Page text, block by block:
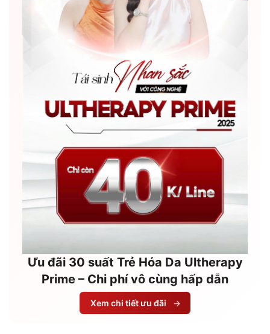
Ưu đãi 30 suất Trẻ Hóa Da Ultherapy
Prime – Chi phí vô cùng hấp dẫn
Xem chi tiết ưu đãi →